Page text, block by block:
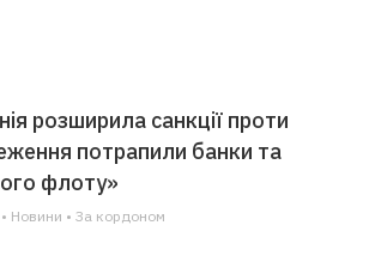
розширила санкції проти
потрапили банки та
флоту»
Новини • За кордоном